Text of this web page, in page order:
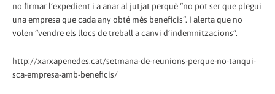
no firmar l’expedient i a anar al jutjat perquè “no pot ser que plegui
una empresa que cada any obté més beneficis”. I alerta que no
volen “vendre els llocs de treball a canvi d’indemnitzacions”.
http://xarxapenedes.cat/setmana-de-reunions-perque-no-tanqui-
sca-empresa-amb-beneficis/